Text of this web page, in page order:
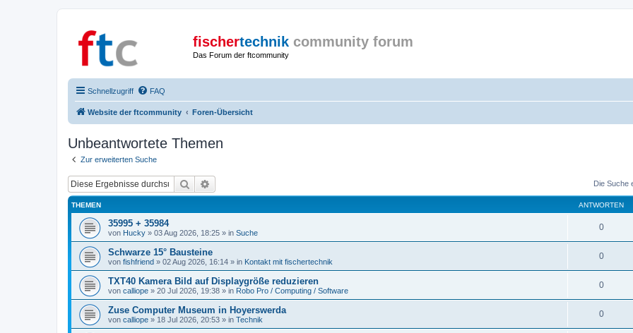
fischertechnik community forum
Das Forum der ftcommunity
Schnellzugriff FAQ
Website der ftcommunity Foren-Übersicht
Unbeantwortete Themen
Zur erweiterten Suche
Suche Die Suche
THEMEN ANTWORTEN
35995 + 35984
von Hucky » 03 Aug 2026, 18:25 » in Suche
0
Schwarze 15° Bausteine
von fishfriend » 02 Aug 2026, 16:14 » in Kontakt mit fischertechnik
0
TXT40 Kamera Bild auf Displaygröße reduzieren
von calliope » 20 Jul 2026, 19:38 » in Robo Pro / Computing / Software
0
Zuse Computer Museum in Hoyerswerda
von calliope » 18 Jul 2026, 20:53 » in Technik
0